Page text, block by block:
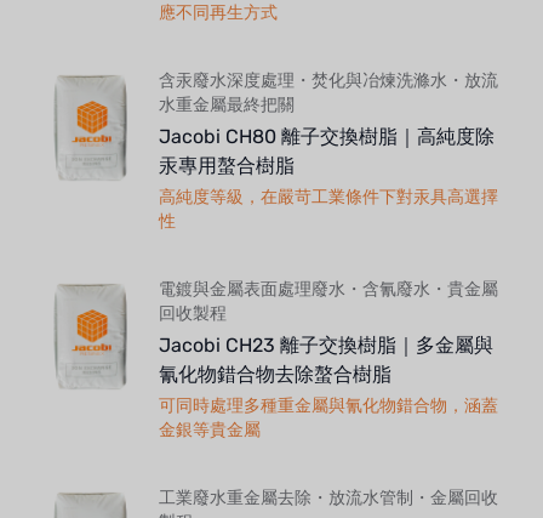
應不同再生方式
含汞廢水深度處理・焚化與冶煉洗滌水・放流
水重金屬最終把關
Jacobi CH80 離子交換樹脂｜高純度除
汞專用螯合樹脂
高純度等級，在嚴苛工業條件下對汞具高選擇
性
電鍍與金屬表面處理廢水・含氰廢水・貴金屬
回收製程
Jacobi CH23 離子交換樹脂｜多金屬與
氰化物錯合物去除螯合樹脂
可同時處理多種重金屬與氰化物錯合物，涵蓋
金銀等貴金屬
工業廢水重金屬去除・放流水管制・金屬回收